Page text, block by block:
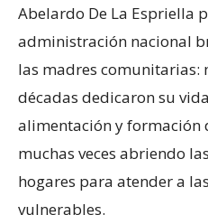
Abelardo De La Espriella
administración nacional
las madres comunitarias:
décadas dedicaron su
alimentación y formación
muchas veces abriendo
hogares para atender a
vulnerables.